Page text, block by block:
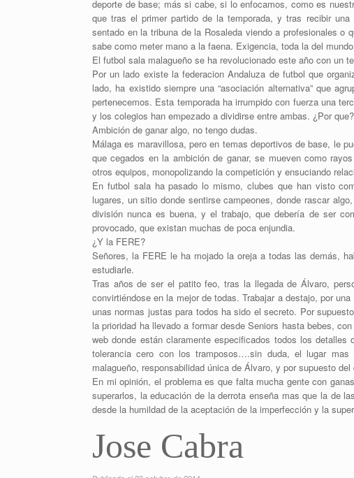
deporte de base; más si cabe, si lo enfocamos, como es
que tras el primer partido de la temporada, y tras recibir
sentado en la tribuna de la Rosaleda viendo a profesionales o
sabe como meter mano a la faena. Exigencia, toda la del
El futbol sala malagueño se ha revolucionado este año con un
Por un lado existe la federacion Andaluza de futbol que
lado, ha existido siempre una “asociación alternativa” que
pertenecemos. Esta temporada ha irrumpido con fuerza una
y los colegios han empezado a dividirse entre ambas. ¿Por que?
Ambición de ganar algo, no tengo dudas.
Málaga es maravillosa, pero en temas deportivos de base, le
que cegados en la ambición de ganar, se mueven como
otros equipos, monopolizando la competición y ensuciando
En futbol sala ha pasado lo mismo, clubes que han visto
lugares, un sitio donde sentirse campeones, donde rascar
división nunca es buena, y el trabajo, que debería de ser
provocado, que existan muchas de poca enjundia.
¿Y la FERE?
Señores, la FERE le ha mojado la oreja a todas las demás,
estudiarle.
Tras años de ser el patito feo, tras la llegada de Álvaro,
convirtiéndose en la mejor de todas. Trabajar a destajo, por
unas normas justas para todos ha sido el secreto. Por
la prioridad ha llevado a formar desde Seniors hasta bebes,
web donde están claramente especificados todos los
tolerancia cero con los tramposos….sin duda, el lugar
malagueño, responsabilidad única de Álvaro, y por supuesto del
En mi opinión, el problema es que falta mucha gente con
superarlos, la educación de la derrota enseña mas que la de
desde la humildad de la aceptación de la imperfección y la
Jose Cabra